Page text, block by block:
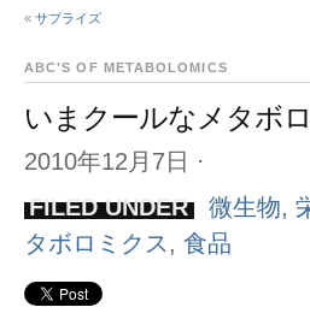
« サプライズ
ABC'S OF METABOLOMICS
いまクールなメタボ
2010年12月7日 ⋅
FILED UNDER
微生物,
タボロミクス , 食品